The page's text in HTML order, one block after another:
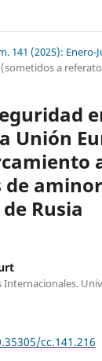
141 (2025): Enero-
a
Unión
de
Rusia
Internacionales.
cc.141.216